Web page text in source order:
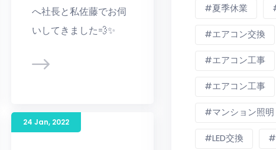
へ社長と私佐藤でお伺
いしてきました💨✨
24 Jan, 2022
夏季休業
エアコン交換
エアコン工事
エアコン工事
マンション照明
LED交換